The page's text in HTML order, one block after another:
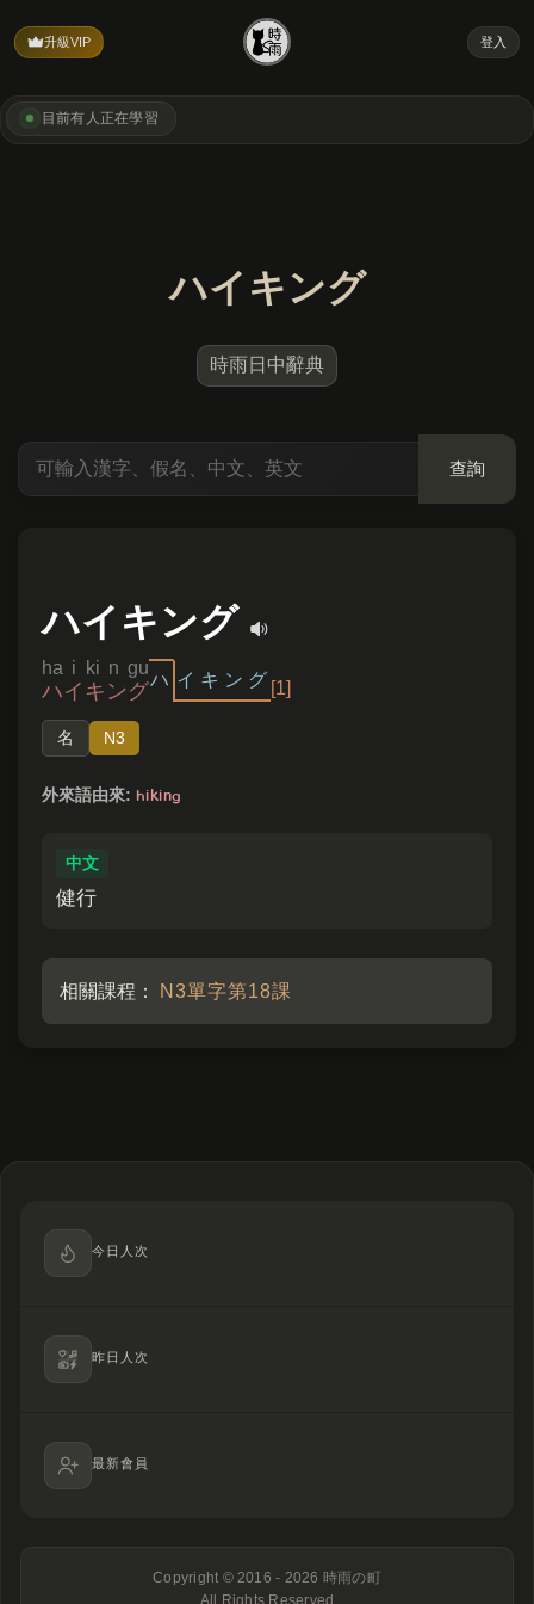
升級VIP 登入
目前有 人正在學習
ハイキング
時雨日中辭典
查詢
ハイキング
ha i ki n gu
ハイキングハ イ キ ン グ [1]
名 N3
外來語由來: hiking
中文
健行
相關課程： N3單字第18課
今日人次
昨日人次
最新會員
Copyright © 2016 - 2026 時雨の町
All Rights Reserved